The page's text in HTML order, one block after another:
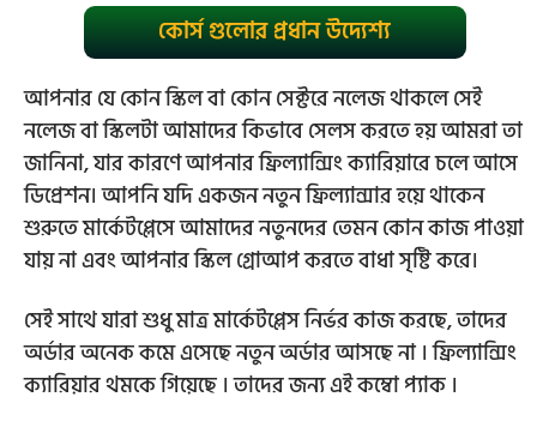
কোর্স গুলোর প্রধান উদ্যেশ্য
আপনার যে কোন স্কিল বা কোন সেক্টরে নলেজ থাকলে সেই
নলেজ বা স্কিলটা আমাদের কিভাবে সেলস করতে হয় আমরা তা
জানিনা, যার কারণে আপনার ফ্রিল্যান্সিং ক্যারিয়ারে চলে আসে
ডিপ্রেশন। আপনি যদি একজন নতুন ফ্রিল্যান্সার হয়ে থাকেন
শুরুতে মার্কেটপ্লেসে আমাদের নতুনদের তেমন কোন কাজ পাওয়া
যায় না এবং আপনার স্কিল গ্রোআপ করতে বাধা সৃষ্টি করে।
সেই সাথে যারা শুধু মাত্র মার্কেটপ্লেস নির্ভর কাজ করছে, তাদের
অর্ডার অনেক কমে এসেছে নতুন অর্ডার আসছে না । ফ্রিল্যান্সিং
ক্যারিয়ার থমকে গিয়েছে । তাদের জন্য এই কম্বো প্যাক ।